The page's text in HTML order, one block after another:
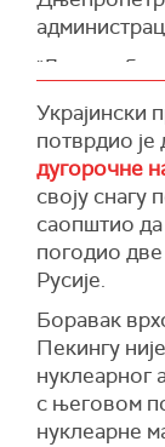
региону
(Танјуг)
спољних
да посете
Кушнера
Украјини и
"Њихове
веома дуги
Оне нам
на њене
шта и како
је Панкин,
(Танјуг)
"Две особе
су
Дњепар.
од њих као
Телеграму,
(Укринформ)
Украјински
потврдио је
дугорочне
своју снагу
саопштио да
погодио
Русије.
Боравак
Пекингу
нуклеарног
с његовом
нуклеарне